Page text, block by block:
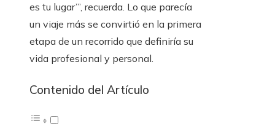
es tu lugar’”, recuerda. Lo que parecía
un viaje más se convirtió en la primera
etapa de un recorrido que definiría su
vida profesional y personal.
Contenido del Artículo